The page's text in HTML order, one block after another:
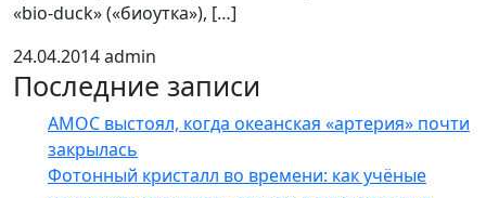
«bio-duck» («биоутка»), […]
24.04.2014admin
Последние записи
AMOC выстоял, когда океанская «артерия» почти
закрылась
Фотонный кристалл во времени: как учёные